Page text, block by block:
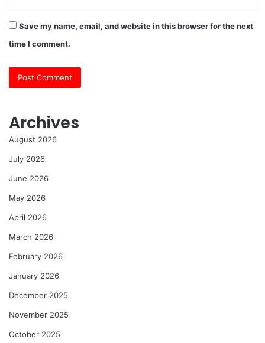
Save my name, email, and website in this browser for the next
time I comment.
Archives
August 2026
July 2026
June 2026
May 2026
April 2026
March 2026
February 2026
January 2026
December 2025
November 2025
October 2025